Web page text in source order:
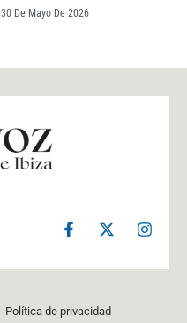
30 De Mayo De 2026
F
a
e
o
X
-
w
t
I
n
t
Política de privacidad